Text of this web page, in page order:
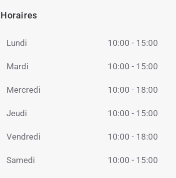
Horaires
Lundi 10:00 - 15:00
Mardi 10:00 - 15:00
Mercredi 10:00 - 18:00
Jeudi 10:00 - 15:00
Vendredi 10:00 - 18:00
Samedi 10:00 - 15:00